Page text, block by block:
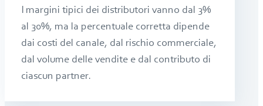
I margini tipici dei distributori vanno dal 3%
al 30%, ma la percentuale corretta dipende
dai costi del canale, dal rischio commerciale,
dal volume delle vendite e dal contributo di
ciascun partner.